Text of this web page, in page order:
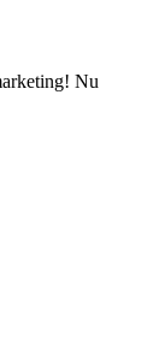
Nu